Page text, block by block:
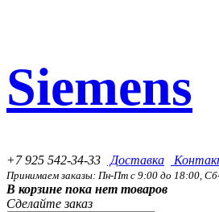
Siemens
+7 925 542-34-33 Доставка
Принимаем заказы: Пн-Пт с 9:00 до 18:00,
В корзине пока нет товаров
Сделайте заказ